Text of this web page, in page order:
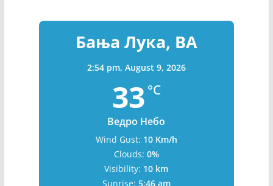
Бања Лука, BA
2:54 pm, August 9, 2026
33 °C
Ведро Небо
Wind Gust: 10 Km/h
Clouds: 0%
Visibility: 10 km
Sunrise: 5:46 am